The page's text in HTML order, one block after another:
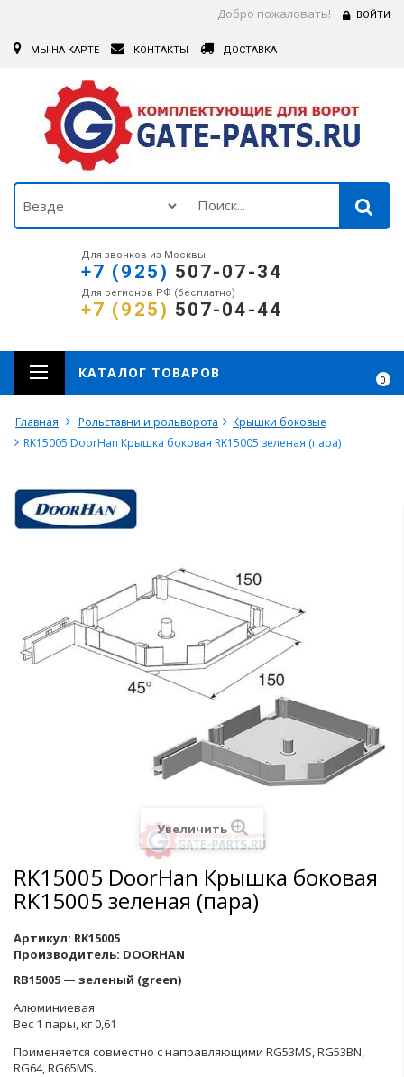
Добро пожаловать! ВОЙТИ
МЫ НА КАРТЕ КОНТАКТЫ ДОСТАВКА
Для звонков из Москвы
+7 (925) 507-07-34
Для регионов РФ (бесплатно)
+7 (925) 507-04-44
0
КАТАЛОГ ТОВАРОВ
Главная Рольставни и рольворота
Крышки боковые
RK15005 DoorHan Крышка боковая RK15005 зеленая (пара)
Увеличить
RK15005 DoorHan Крышка боковая
RK15005 зеленая (пара)
Артикул: RK15005
Производитель: DOORHAN
RB15005 — зеленый (green)
Алюминиевая
Вес 1 пары, кг 0,61
Применяется совместно с направляющими RG53MS, RG53BN,
RG64, RG65MS.